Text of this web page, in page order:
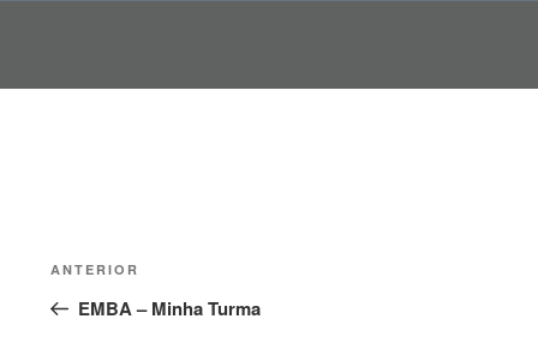
Navegação
Post
Post
anterior
ANTERIOR
EMBA – Minha Turma